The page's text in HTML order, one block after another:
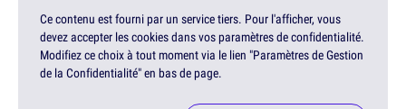
Ce contenu est fourni par un service tiers. Pour l'afficher, vous
devez accepter les cookies dans vos paramètres de confidentialité.
Modifiez ce choix à tout moment via le lien "Paramètres de Gestion
de la Confidentialité" en bas de page.